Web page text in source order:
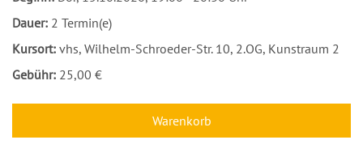
Dauer: 2 Termin(e)
Kursort: vhs, Wilhelm-Schroeder-Str. 10, 2.OG, Kunstraum 2
Gebühr: 25,00 €
Warenkorb